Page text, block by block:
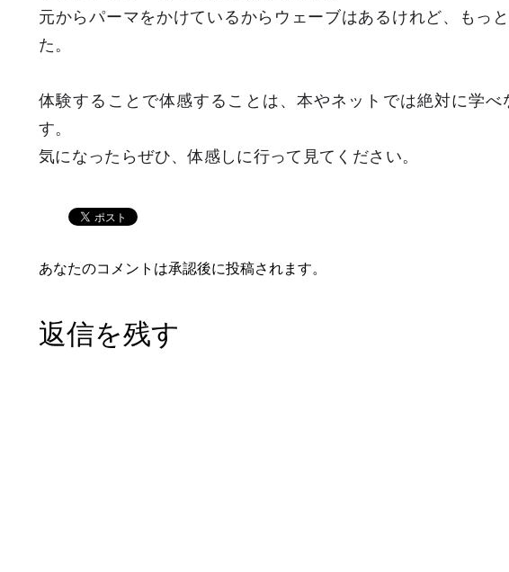
元からパーマをかけているからウェーブはあるけれど、もっ
た。
体験することで体感することは、本やネットでは絶対に学
す。
気になったらぜひ、体感しに行って見てください。
あなたのコメントは承認後に投稿されます。
返信を残す